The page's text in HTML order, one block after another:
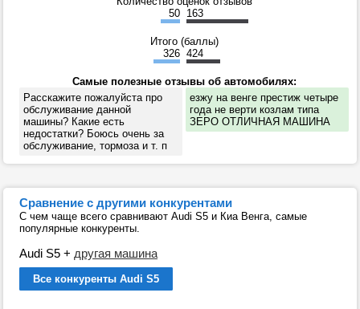
50 163
Итого (баллы)
326 424
Самые полезные отзывы об автомобилях:
Расскажите пожалуйста про
обслуживание данной
машины? Какие есть
недостатки? Боюсь очень за
обслуживание, тормоза и т. п
езжу на венге престиж четыре
года не верти козлам типа
ЗЕРО ОТЛИЧНАЯ МАШИНА
Сравнение с другими конкурентами
С чем чаще всего сравнивают Audi S5 и Киа Венга, самые
популярные конкуренты.
Audi S5 + другая машина
Все конкуренты Audi S5